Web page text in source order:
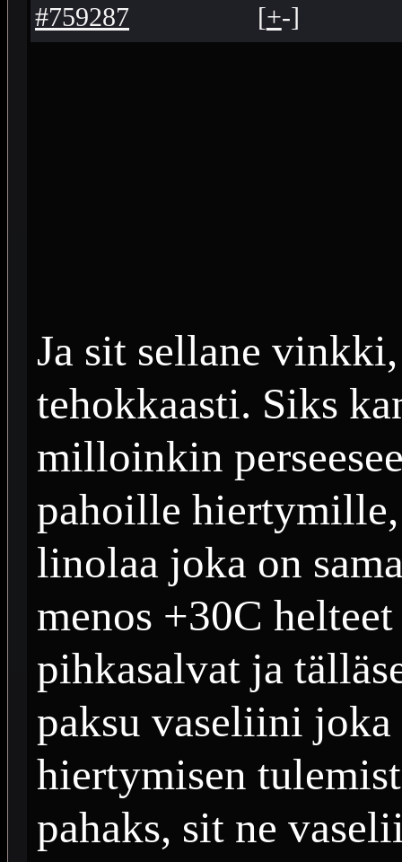
#759287 [+-]
Ja sit sellane
tehokkaasti. Siks
milloinkin
pahoille
linolaa joka on
menos +30C
pihkasalvat ja
paksu vaseliini joka
hiertymisen
pahaks, sit ne